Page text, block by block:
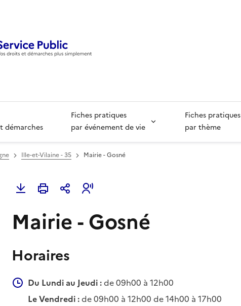
démarches
Fiches pratiques
par événement de vie
Fiches pratiques
par thème
Ille-et-Vilaine - 35 Mairie - Gosné
Mairie - Gosné
Horaires
Du Lundi au Jeudi :de 09h00 à 12h00
Le Vendredi :de 09h00 à 12h00 de 14h00 à 17h00